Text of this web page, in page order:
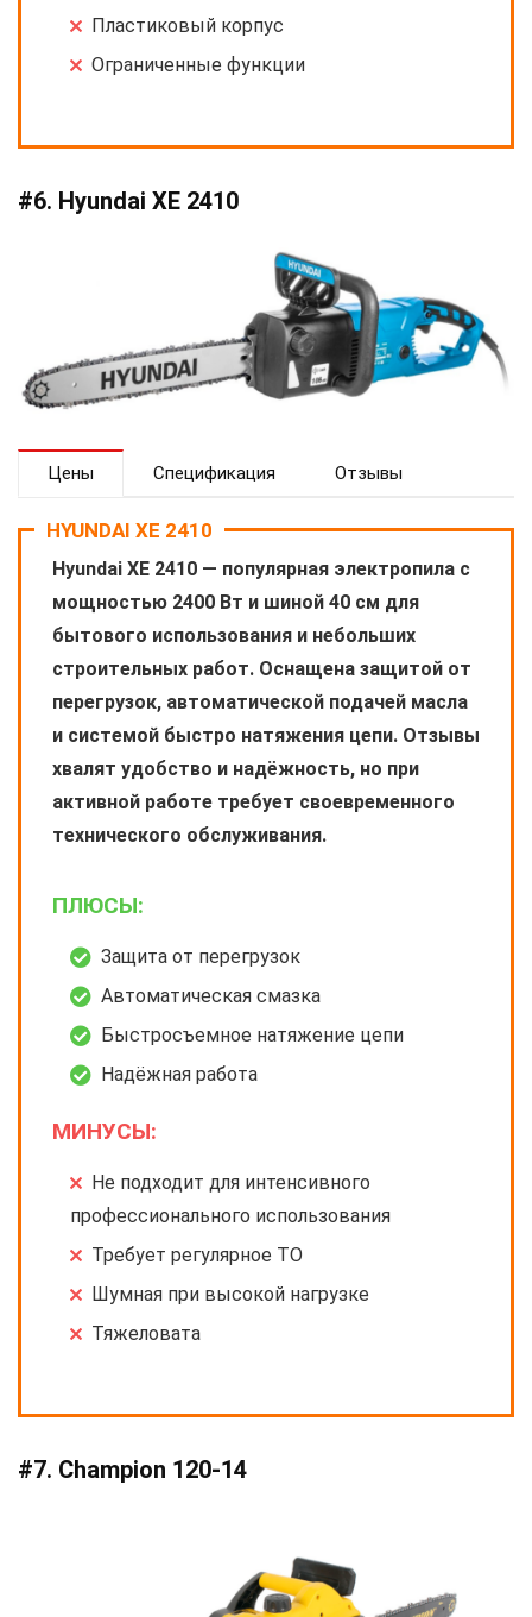
Пластиковый корпус
Ограниченные функции
#6. Hyundai XE 2410
Цены Спецификация Отзывы
HYUNDAI XE 2410
Hyundai XE 2410 — популярная электропила с
мощностью 2400 Вт и шиной 40 см для
бытового использования и небольших
строительных работ. Оснащена защитой от
перегрузок, автоматической подачей масла
и системой быстро натяжения цепи. Отзывы
хвалят удобство и надёжность, но при
активной работе требует своевременного
технического обслуживания.
ПЛЮСЫ:
Защита от перегрузок
Автоматическая смазка
Быстросъемное натяжение цепи
Надёжная работа
МИНУСЫ:
Не подходит для интенсивного
профессионального использования
Требует регулярное ТО
Шумная при высокой нагрузке
Тяжеловата
#7. Champion 120-14